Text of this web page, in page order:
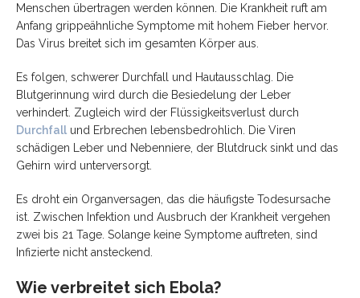
Menschen übertragen werden können. Die Krankheit ruft am
Anfang grippeähnliche Symptome mit hohem Fieber hervor.
Das Virus breitet sich im gesamten Körper aus.
Es folgen, schwerer Durchfall und Hautausschlag. Die
Blutgerinnung wird durch die Besiedelung der Leber
verhindert. Zugleich wird der Flüssigkeitsverlust durch
Durchfall und Erbrechen lebensbedrohlich. Die Viren
schädigen Leber und Nebenniere, der Blutdruck sinkt und das
Gehirn wird unterversorgt.
Es droht ein Organversagen, das die häufigste Todesursache
ist. Zwischen Infektion und Ausbruch der Krankheit vergehen
zwei bis 21 Tage. Solange keine Symptome auftreten, sind
Infizierte nicht ansteckend.
Wie verbreitet sich Ebola?